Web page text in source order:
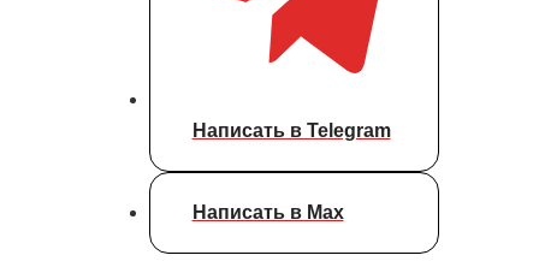
Написать в Telegram
Написать в Max